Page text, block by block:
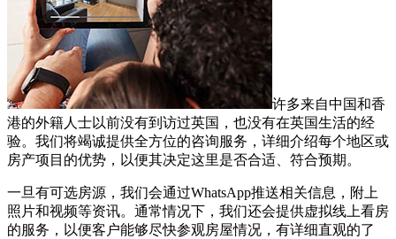
许多来自中国和香
港的外籍人士以前没有到访过英国，也没有在英国生活的经
验。我们将竭诚提供全方位的咨询服务，详细介绍每个地区或
房产项目的优势，以便其决定这里是否合适、符合预期。
一旦有可选房源，我们会通过WhatsApp推送相关信息，附上
照片和视频等资讯。通常情况下，我们还会提供虚拟线上看房
的服务，以便客户能够尽快参观房屋情况，有详细直观的了